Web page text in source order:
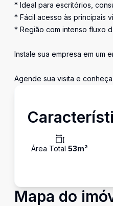
* Ideal para escritórios,
* Fácil acesso às principais
* Região com intenso fluxo
Instale sua empresa em um
Agende sua visita e
Área Total 53m²
Mapa do